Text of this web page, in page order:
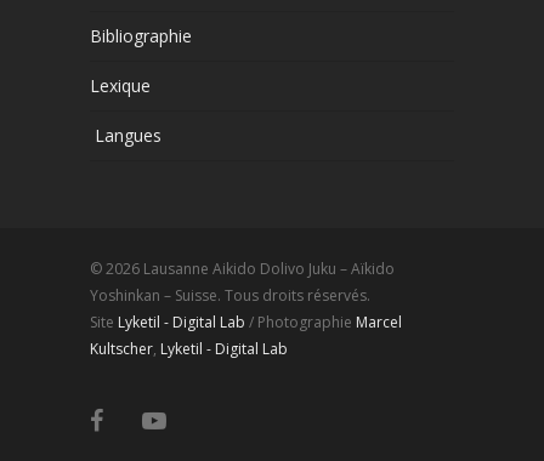
Bibliographie
Lexique
Langues
© 2026 Lausanne Aikido Dolivo Juku – Aïkido
Yoshinkan – Suisse. Tous droits réservés.
Site Lyketil - Digital Lab / Photographie Marcel
Kultscher, Lyketil - Digital Lab